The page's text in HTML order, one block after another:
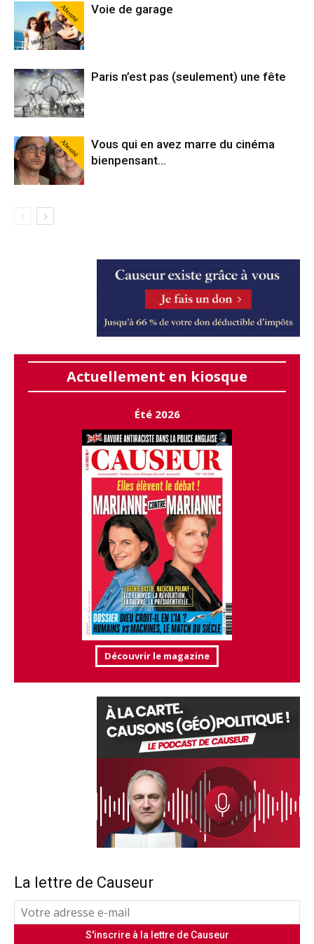
Abonné Voie de garage
Paris n’est pas (seulement) une fête
Abonné
Vous qui en avez marre du cinéma
bienpensant…
Actuellement en kiosque
Été 2026
Découvrir le magazine
La lettre de Causeur